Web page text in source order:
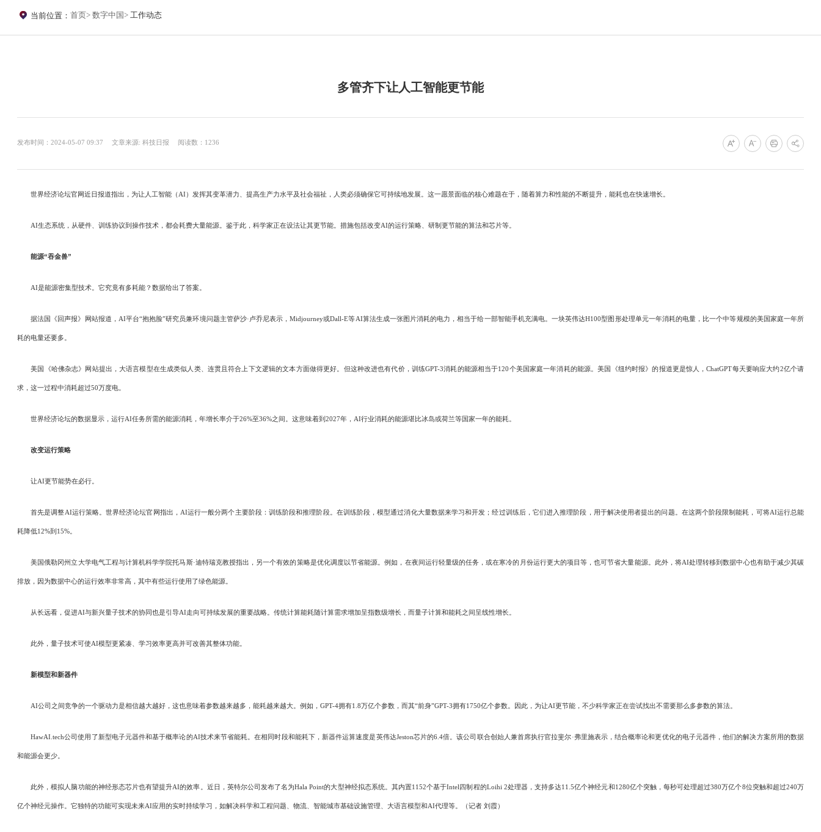
当前位置：首页 数字中国 工作动态
多管齐下让人工智能更节能
发布时间：2024-05-07 09:37 文章来源: 科技日报 阅读数：1236
世界经济论坛官网近日报道指出，为让人工智能（AI）发挥其变革潜力、提高生产力水平及社会福祉，人类必须确保它可持续地发展。这一愿景面临的核心难题在于，随着算力和性能的不断提升，能耗也在快速增长。
AI生态系统，从硬件、训练协议到操作技术，都会耗费大量能源。鉴于此，科学家正在设法让其更节能。措施包括改变AI的运行策略、研制更节能的算法和芯片等。
能源“吞金兽”
AI是能源密集型技术。它究竟有多耗能？数据给出了答案。
据法国《回声报》网站报道，AI平台“抱抱脸”研究员兼环境问题主管萨沙·卢乔尼表示，Midjourney或Dall-E等AI算法生成一张图片消耗的电力，相当于给一部智能手机充满电。一块英伟达H100型图形处理单元一年消耗的电量，比一个中等规模的美国家庭一年所
耗的电量还要多。
美国《哈佛杂志》网站提出，大语言模型在生成类似人类、连贯且符合上下文逻辑的文本方面做得更好。但这种改进也有代价，训练GPT-3消耗的能源相当于120个美国家庭一年消耗的能源。美国《纽约时报》的报道更是惊人，ChatGPT每天要响应大约2亿个请
求，这一过程中消耗超过50万度电。
世界经济论坛的数据显示，运行AI任务所需的能源消耗，年增长率介于26%至36%之间。这意味着到2027年，AI行业消耗的能源堪比冰岛或荷兰等国家一年的能耗。
改变运行策略
让AI更节能势在必行。
首先是调整AI运行策略。世界经济论坛官网指出，AI运行一般分两个主要阶段：训练阶段和推理阶段。在训练阶段，模型通过消化大量数据来学习和开发；经过训练后，它们进入推理阶段，用于解决使用者提出的问题。在这两个阶段限制能耗，可将AI运行总能
耗降低12%到15%。
美国俄勒冈州立大学电气工程与计算机科学学院托马斯·迪特瑞克教授指出，另一个有效的策略是优化调度以节省能源。例如，在夜间运行轻量级的任务，或在寒冷的月份运行更大的项目等，也可节省大量能源。此外，将AI处理转移到数据中心也有助于减少其碳
排放，因为数据中心的运行效率非常高，其中有些运行使用了绿色能源。
从长远看，促进AI与新兴量子技术的协同也是引导AI走向可持续发展的重要战略。传统计算能耗随计算需求增加呈指数级增长，而量子计算和能耗之间呈线性增长。
此外，量子技术可使AI模型更紧凑、学习效率更高并可改善其整体功能。
新模型和新器件
AI公司之间竞争的一个驱动力是相信越大越好，这也意味着参数越来越多，能耗越来越大。例如，GPT-4拥有1.8万亿个参数，而其“前身”GPT-3拥有1750亿个参数。因此，为让AI更节能，不少科学家正在尝试找出不需要那么多参数的算法。
HawAI.tech公司使用了新型电子元器件和基于概率论的AI技术来节省能耗。在相同时段和能耗下，新器件运算速度是英伟达Jeston芯片的6.4倍。该公司联合创始人兼首席执行官拉斐尔·弗里施表示，结合概率论和更优化的电子元器件，他们的解决方案所用的数据
和能源会更少。
此外，模拟人脑功能的神经形态芯片也有望提升AI的效率。近日，英特尔公司发布了名为Hala Point的大型神经拟态系统。其内置1152个基于Intel四制程的Loihi 2处理器，支持多达11.5亿个神经元和1280亿个突触，每秒可处理超过380万亿个8位突触和超过240万
亿个神经元操作。它独特的功能可实现未来AI应用的实时持续学习，如解决科学和工程问题、物流、智能城市基础设施管理、大语言模型和AI代理等。（记者 刘霞）